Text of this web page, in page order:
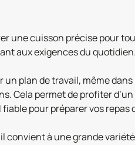
une cuisson précise pour
aux exigences du quotidien.
un plan de travail, même
Cela permet de profiter
pour préparer vos repas
convient à une grande